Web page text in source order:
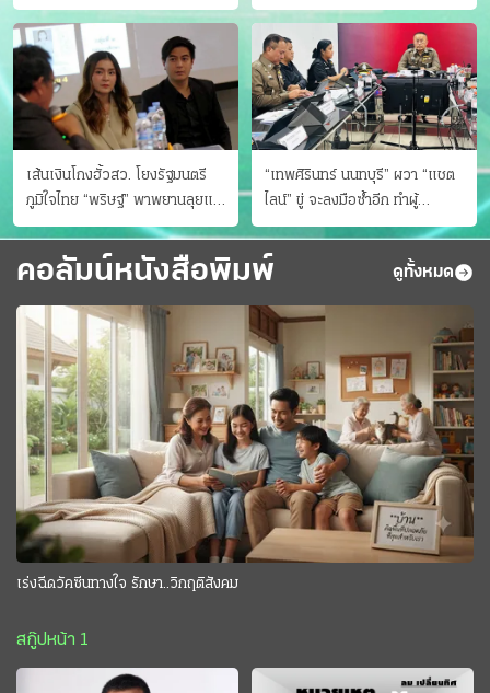
บาดเจ็บ
ไม่ทัน แม่ปิงทะลักล้น
เส้นเงินโกงฮั้วสว. โยงรัฐมนตรี
ภูมิใจไทย “พริษฐ์” พาพยานลุยแฉ
มีโอนให้คนกกต.ด้วย
“เทพศิรินทร์ นนทบุรี” ผวา “แชต
ไลน์” ขู่ จะลงมือซ้ำอีก ทําผู้
ปกครองแตกตื่นแจ้งตำรวจ
คอลัมน์หนังสือพิมพ์ ดูทั้งหมด
เร่งฉีดวัคซีนทางใจ รักษา..วิกฤติสังคม
สกู๊ปหน้า 1